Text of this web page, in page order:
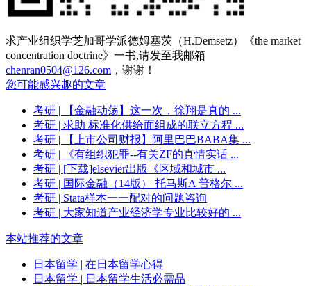
求产业组织学芝加哥学派德姆塞茨（H.Demsetz）《the market
concentration doctrine》一书,请发至我邮箱
chenran0504@126.com ，谢谢！
您可能感兴趣的文章
考研 | 【金融动荡】这一次，徐翔是真的 ...
考研 | 求助 标准化供给面组成的联立方程 ...
考研 | 【上市公司财报】阿里巴巴BABA集 ...
考研 | 《有组织犯罪--有关ZF的真情实话 ...
考研 | [下载]elsevier出版《区域和城市 ...
考研 | 国际金融（14版） 托马斯A 普格尔 ...
考研 | Stata样本一一配对的问题咨询
考研 | 大家知道产业经济学专业比较好的 ...
本站推荐的文章
日本留学 | 在日本留学心得
日本留学 | 日本留学生活必需品